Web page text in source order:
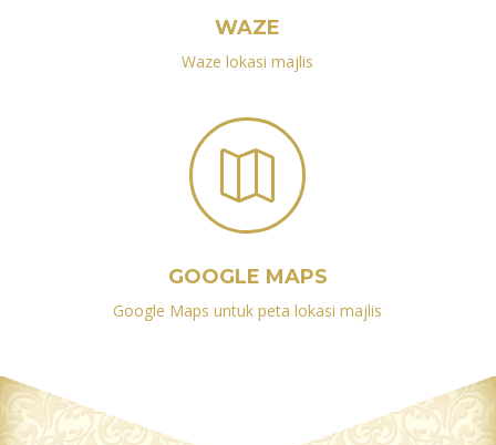
WAZE
Waze lokasi majlis

GOOGLE MAPS
Google Maps untuk peta lokasi majlis